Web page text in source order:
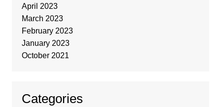
April 2023
March 2023
February 2023
January 2023
October 2021
Categories